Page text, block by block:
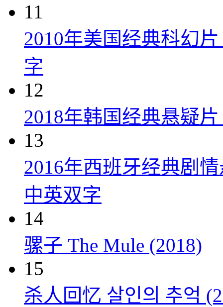
11
2010年美国经典科幻
字
12
2018年韩国经典悬疑
13
2016年西班牙经典剧
中英双字
14
骡子 The Mule (2018)
15
杀人回忆 살인의 추억